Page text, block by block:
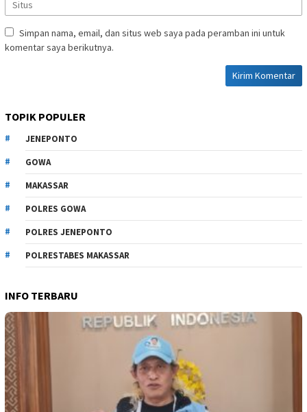
Simpan nama, email, dan situs web saya pada peramban ini untuk
komentar saya berikutnya.
TOPIK POPULER
JENEPONTO
GOWA
MAKASSAR
POLRES GOWA
POLRES JENEPONTO
POLRESTABES MAKASSAR
INFO TERBARU